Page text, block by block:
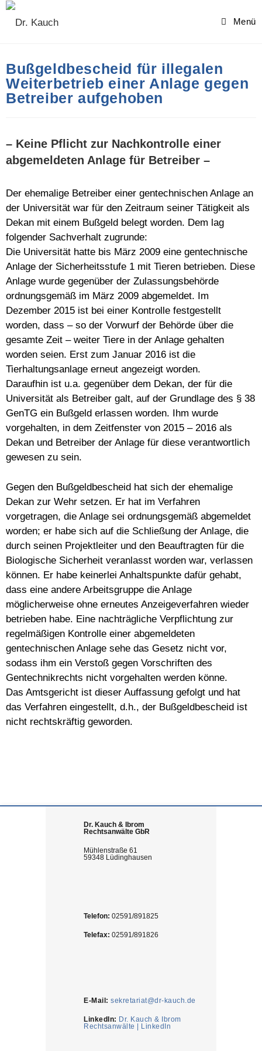
Skip
Menü
Bußgeldbescheid für illegalen
Weiterbetrieb einer Anlage gegen
Betreiber aufgehoben
– Keine Pflicht zur Nachkontrolle einer
abgemeldeten Anlage für Betreiber –
Der ehemalige Betreiber einer gentechnischen Anlage an
der Universität war für den Zeitraum seiner Tätigkeit als
Dekan mit einem Bußgeld belegt worden. Dem lag
folgender Sachverhalt zugrunde:
Die Universität hatte bis März 2009 eine gentechnische
Anlage der Sicherheitsstufe 1 mit Tieren betrieben. Diese
Anlage wurde gegenüber der Zulassungsbehörde
ordnungsgemäß im März 2009 abgemeldet. Im
Dezember 2015 ist bei einer Kontrolle festgestellt
worden, dass – so der Vorwurf der Behörde über die
gesamte Zeit – weiter Tiere in der Anlage gehalten
worden seien. Erst zum Januar 2016 ist die
Tierhaltungsanlage erneut angezeigt worden.
Daraufhin ist u.a. gegenüber dem Dekan, der für die
Universität als Betreiber galt, auf der Grundlage des § 38
GenTG ein Bußgeld erlassen worden. Ihm wurde
vorgehalten, in dem Zeitfenster von 2015 – 2016 als
Dekan und Betreiber der Anlage für diese verantwortlich
gewesen zu sein.
Gegen den Bußgeldbescheid hat sich der ehemalige
Dekan zur Wehr setzen. Er hat im Verfahren
vorgetragen, die Anlage sei ordnungsgemäß abgemeldet
worden; er habe sich auf die Schließung der Anlage, die
durch seinen Projektleiter und den Beauftragten für die
Biologische Sicherheit veranlasst worden war, verlassen
können. Er habe keinerlei Anhaltspunkte dafür gehabt,
dass eine andere Arbeitsgruppe die Anlage
möglicherweise ohne erneutes Anzeigeverfahren wieder
betrieben habe. Eine nachträgliche Verpflichtung zur
regelmäßigen Kontrolle einer abgemeldeten
gentechnischen Anlage sehe das Gesetz nicht vor,
sodass ihm ein Verstoß gegen Vorschriften des
Gentechnikrechts nicht vorgehalten werden könne.
Das Amtsgericht ist dieser Auffassung gefolgt und hat
das Verfahren eingestellt, d.h., der Bußgeldbescheid ist
nicht rechtskräftig geworden.
Dr. Kauch & Ibrom
Rechtsanwälte GbR
Mühlenstraße 61
59348 Lüdinghausen
Telefon: 02591/891825
Telefax: 02591/891826
E-Mail: sekretariat@dr-kauch.de
LinkedIn: Dr. Kauch & Ibrom
Rechtsanwälte | LinkedIn